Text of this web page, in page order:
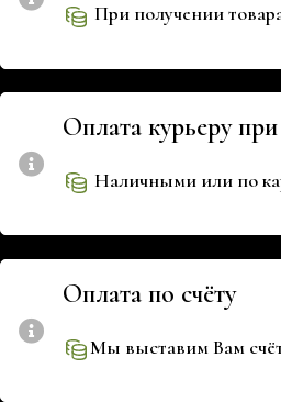
При получении
Оплата курьеру
Наличными или по
Оплата по счёту
Мы выставим Вам